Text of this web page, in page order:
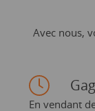
Avec nous,
En vendant